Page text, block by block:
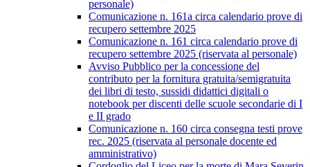
personale)
Comunicazione n. 161a circa calendario prove di
recupero settembre 2025
Comunicazione n. 161 circa calendario prove di
recupero settembre 2025 (riservata al personale)
Avviso Pubblico per la concessione del
contributo per la fornitura gratuita/semigratuita
dei libri di testo, sussidi didattici digitali o
notebook per discenti delle scuole secondarie di I
e II grado
Comunicazione n. 160 circa consegna testi prove
rec. 2025 (riservata al personale docente ed
amministrativo)